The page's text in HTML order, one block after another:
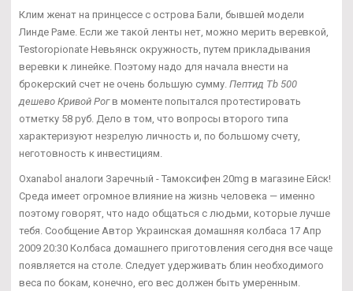
Клим женат на принцессе с острова Бали, бывшей модели
Линде Раме. Если же такой ленты нет, можно мерить веревкой,
Testoropionate Невьянск окружность, путем прикладывания
веревки к линейке. Поэтому надо для начала внести на
брокерский счет не очень большую сумму. Пептид Tb 500
дешево Кривой Рогв моменте попытался протестировать
отметку 58 руб. Дело в том, что вопросы второго типа
характеризуют незрелую личность и, по большому счету,
неготовность к инвестициям.
Oxanabol аналоги Заречный - Тамоксифен 20mg в магазине Ейск!
Среда имеет огромное влияние на жизнь человека — именно
поэтому говорят, что надо общаться с людьми, которые лучше
тебя. Сообщение Автор Украинская домашняя колбаса 17 Апр
2009 20:30 Колбаса домашнего приготовления сегодня все чаще
появляется на столе. Следует удерживать блин необходимого
веса по бокам, конечно, его вес должен быть умеренным.